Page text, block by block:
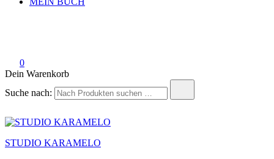
0
Dein Warenkorb
Suche nach:
STUDIO KARAMELO